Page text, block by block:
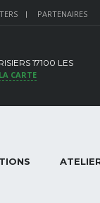
PARTENAIRES
17100 LES
CARTE